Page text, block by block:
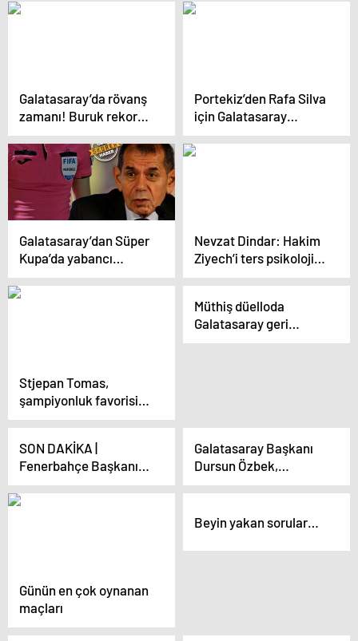
sürpriz talep!
değil ödül!
Galatasaray’da rövanş
zamanı! Buruk rekoru
kırabilecek mi?
Portekiz’den Rafa Silva
için Galatasaray
iddiası! Okan Buruk
yeşil ışık yakmıştı
Galatasaray’dan Süper
Kupa’da yabancı
hakem kararı! Nevzat
Dindar açıkladı
Nevzat Dindar: Hakim
Ziyech’i ters psikoloji
ile motive edeceksin |
bombası
Stjepan Tomas,
şampiyonluk favorisini
açıkladı! Fenerbahçe
Müthiş düelloda
Galatasaray geri
döndü: 3-4
SON DAKİKA |
Fenerbahçe Başkanı
Ali Koç’tan sert sözler:
Galatasaray, Türk
Galatasaray Başkanı
Dursun Özbek,
PFDK’ya sevk edildi!
Günün en çok oynanan
maçları
Beyin yakan sorular…